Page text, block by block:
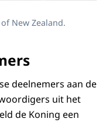
New Zealand.
deelnemers aan de
uit het
de Koning een